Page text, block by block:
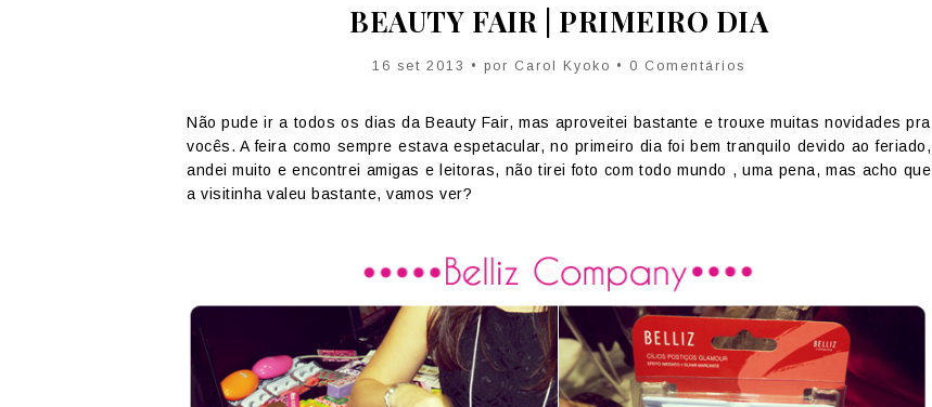
BEAUTY FAIR | PRIMEIRO DIA
16 set 2013 • por Carol Kyoko • 0 Comentários
Não pude ir a todos os dias da Beauty Fair, mas aproveitei bastante e trouxe muitas novidades pra
vocês. A feira como sempre estava espetacular, no primeiro dia foi bem tranquilo devido ao feriado,
andei muito e encontrei amigas e leitoras, não tirei foto com todo mundo , uma pena, mas acho que
a visitinha valeu bastante, vamos ver?